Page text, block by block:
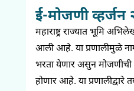
ई-मोजणी व्हर्जन
महाराष्ट्र राज्यात भूमि
आली आहे. या प्रणालीमुळे
भरता येणार असुन मोजणीची
होणार आहे. या